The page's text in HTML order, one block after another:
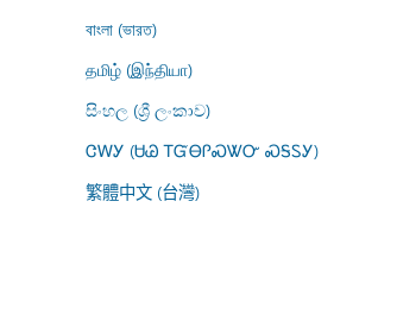
বাংলা (ভারত)
தமிழ் (இந்தியா)
සිංහල (ශ්‍රී ලංකාව)
ᏣᎳᎩ (ᏌᏊ ᎢᏳᎾᎵᏍᏔᏅ ᏍᎦᏚᎩ)
繁體中文 (台灣)